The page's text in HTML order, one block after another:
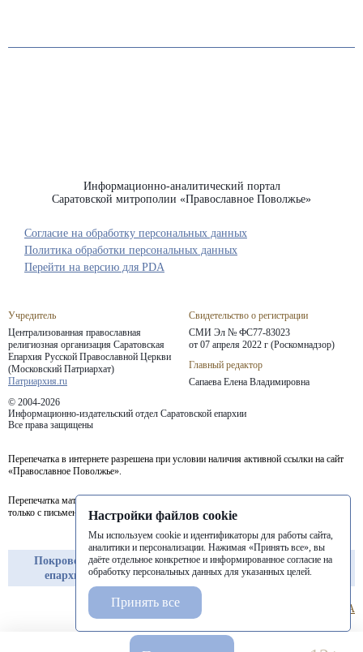
Информационно-аналитический портал
Саратовской митрополии «Православное Поволжье»
Учредитель
Централизованная православная
религиозная организация Саратовская
Епархия Русской Православной Церкви
(Московский Патриархат)
Патриархия.ru
Свидетельство о регистрации
СМИ Эл № ФС77-83023
от 07 апреля 2022 г (Роскомнадзор)
Главный редактор
Сапаева Елена Владимировна
© 2004-2026
Информационно-издательский отдел Саратовской епархии
Все права защищены
Согласие на обработку персональных данных
Политика обработки персональных данных
Перепечатка в интернете разрешена при условии наличия активной ссылки на сайт
«Православное Поволжье».
Перепечатка материалов портала в печатных изданиях (книгах, прессе) возможна
только с письменного разрешения редакции.
Покровская
епархия
Балашовская
епархия
Балаковская
епархия
Перейти на версию для PDA
Настройки файлов cookie
Мы используем cookie и идентификаторы для работы сайта,
аналитики и персонализации. Нажимая «Принять все», вы
даёте отдельное конкретное и информированное согласие на
обработку персональных данных для указанных целей.
Принять все